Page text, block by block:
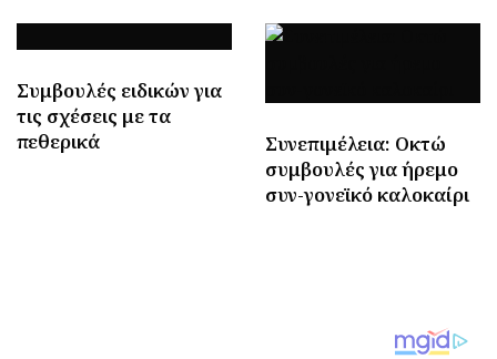
Συμβουλές ειδικών για
τις σχέσεις με τα
πεθερικά
Συνεπιμέλεια: Οκτώ
συμβουλές για ήρεμο
συν-γονεϊκό καλοκαίρι